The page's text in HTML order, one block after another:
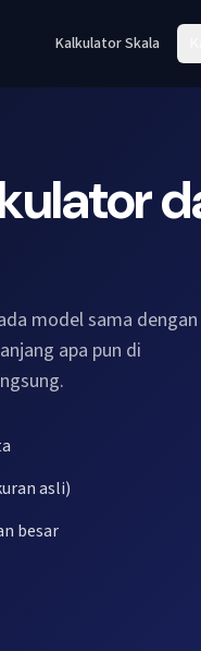
Kalkulator Skala
model sama dengan
apa pun di
asli)
besar